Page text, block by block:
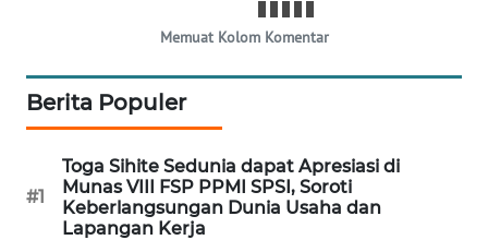
Memuat Kolom Komentar
Berita Populer
#1
Toga Sihite Sedunia dapat Apresiasi di
Munas VIII FSP PPMI SPSI, Soroti
Keberlangsungan Dunia Usaha dan
Lapangan Kerja
WN
PAKPAK
WN
KARAWANG